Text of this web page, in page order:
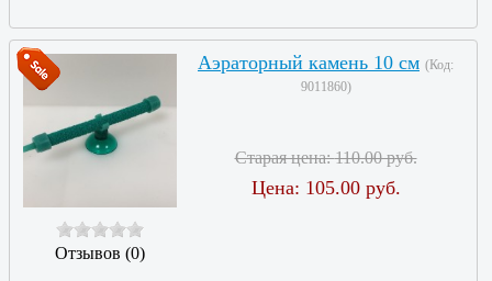
Отзывов (0)
Аэраторный камень 10 см (Код:
9011860)
Старая цена:110.00 руб.
Цена: 105.00 руб.